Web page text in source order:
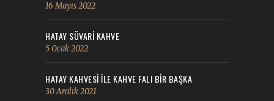
16 Mayıs 2022
HATAY SÜVARİ KAHVE
5 Ocak 2022
HATAY KAHVESI ILE KAHVE FALI BIR BAŞKA
30 Aralık 2021